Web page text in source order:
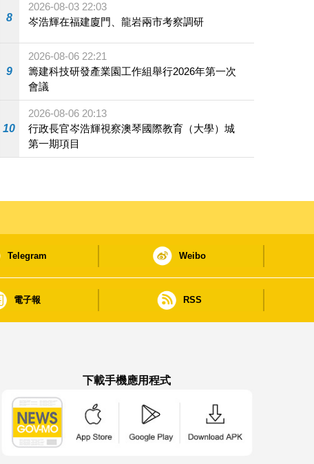
8
2026-08-03 22:03
岑浩輝在福建廈門、龍岩兩市考察調研
9
2026-08-06 22:21
籌建科技研發產業園工作組舉行2026年第一次
會議
10
2026-08-06 20:13
行政長官岑浩輝視察澳琴國際教育（大學）城
第一期項目
Telegram Weibo
電子報 RSS
下載手機應用程式